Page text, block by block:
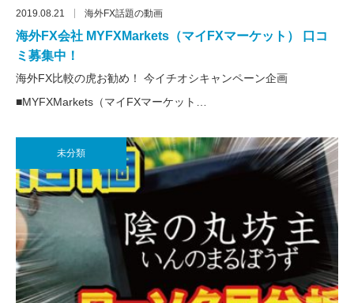
2019.08.21 海外FX話題の動画
海外FX会社 MYFXMarkets（マイFXマーケット） 口コ
ミ募集中！
海外FX比較の虎お勧め！ 今イチオシキャンペーン企画
■MYFXMarkets（マイFXマーケット…
未分類